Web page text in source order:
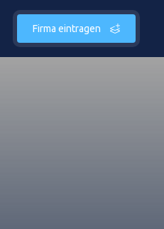
Firma eintragen